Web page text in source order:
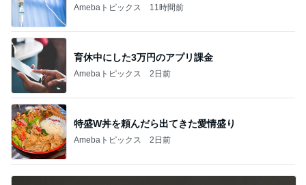
Amebaトピックス 11時間前
育休中にした3万円のアプリ課金
Amebaトピックス 2日前
特盛W丼を頼んだら出てきた愛情盛り
Amebaトピックス 2日前